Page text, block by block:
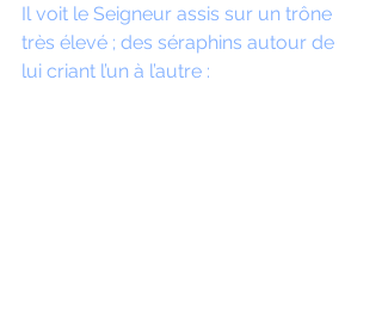
Il voit le Seigneur assis sur un trône
très élevé ; des séraphins autour de
lui criant l’un à l’autre :